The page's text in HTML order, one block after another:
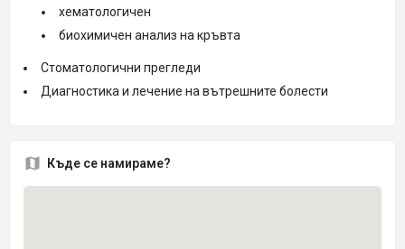
хематологичен
биохимичен анализ на кръвта
Стоматологични прегледи
Диагностика и лечение на вътрешните болести
Къде се намираме?